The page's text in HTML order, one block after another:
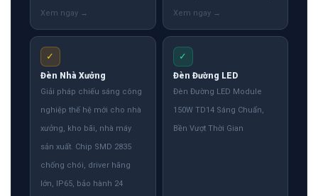
✓
Đèn Nhà Xưởng
Giải pháp chiếu sáng công
nghiệp thế hệ mới cho nhà
xưởng, kho bãi, nhà máy
sản xuất. Chip SMD 2835
chống chói, driver hãng
lớn, IP65, bảo hành 24
✓
Đèn Đường LED
Đèn Đường LED Module
150W TD14 Sáng Chuẩn,
Bền Vượt Thời Gian